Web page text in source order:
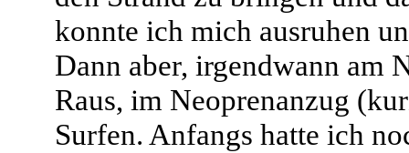
konnte ich mich ausruhen
Dann aber, irgendwann am
Raus, im Neoprenanzug
Surfen. Anfangs hatte ich